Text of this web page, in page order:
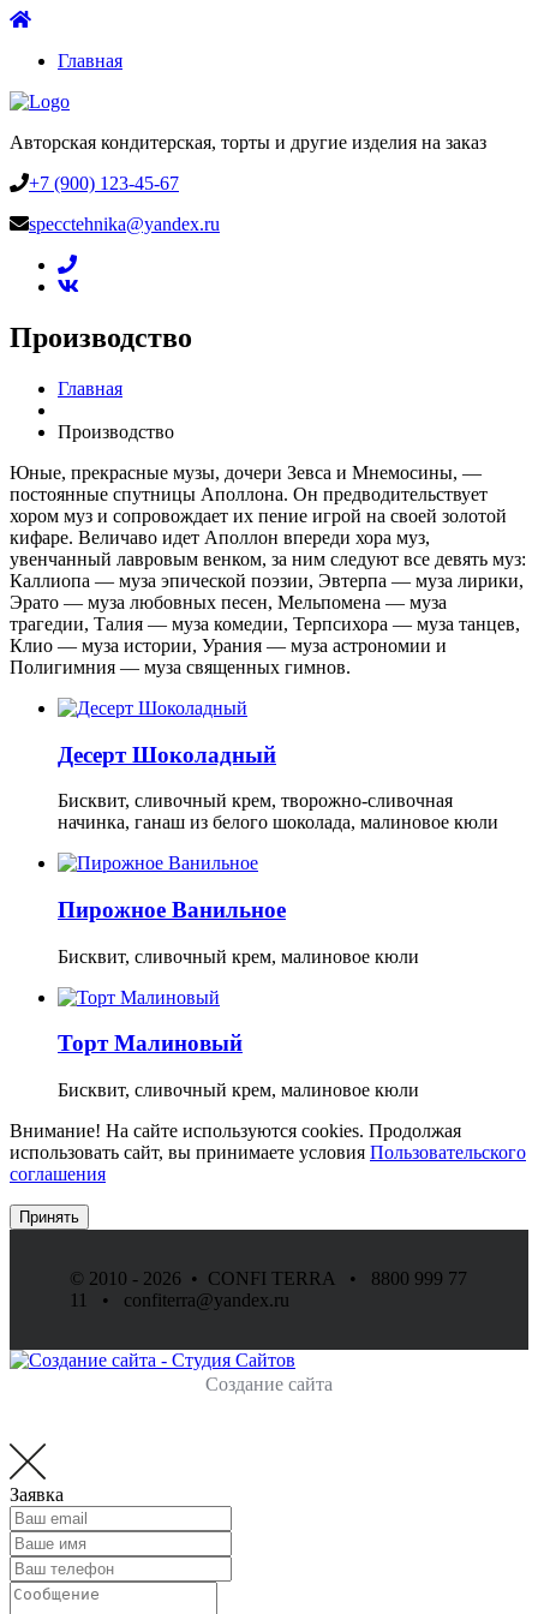
Главная
Авторская кондитерская, торты и другие изделия на заказ
+7 (900) 123-45-67
specctehnika@yandex.ru
Производство
Главная
Производство
Юные, прекрасные музы, дочери Зевса и Мнемосины, —
постоянные спутницы Аполлона. Он предводительствует
хором муз и сопровождает их пение игрой на своей золотой
кифаре. Величаво идет Аполлон впереди хора муз,
увенчанный лавровым венком, за ним следуют все девять муз:
Каллиопа — муза эпической поэзии, Эвтерпа — муза лирики,
Эрато — муза любовных песен, Мельпомена — муза
трагедии, Талия — муза комедии, Терпсихора — муза танцев,
Клио — муза истории, Урания — муза астрономии и
Полигимния — муза священных гимнов.
Десерт Шоколадный
Бисквит, сливочный крем, творожно-сливочная
начинка, ганаш из белого шоколада, малиновое кюли
Пирожное Ванильное
Бисквит, сливочный крем, малиновое кюли
Торт Малиновый
Бисквит, сливочный крем, малиновое кюли
Внимание! На сайте используются cookies. Продолжая
использовать сайт, вы принимаете условия Пользовательского
соглашения
Принять
© 2010 - 2026 • CONFI TERRA • 8800 999 77
11 • confiterra@yandex.ru
Создание сайта
Заявка